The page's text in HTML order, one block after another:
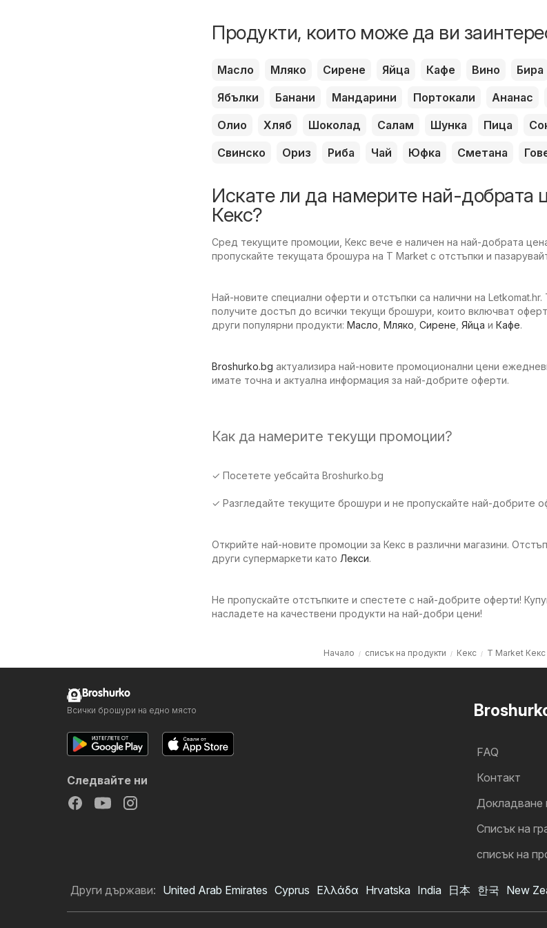
Продукти, които може да ви
Масло Мляко Сирене Яйца Кафе Вино Бира
Ябълки
Банани Мандарини Портокали Ананас
Олио
Хляб Шоколад Салам Шунка Пица
Свинско
Ориз Риба Чай Юфка Сметана
Искате ли да намерите най-добрата
Кекс?
Сред текущите промоции, Кекс вече е наличен на най-добрата
пропускайте текущата брошура на T Market с отстъпки и
Най-новите специални оферти и отстъпки са налични на
получите достъп до всички текущи брошури, които включват
други популярни продукти: Масло Мляко Сирене Яйца и Кафе.
Broshurko.bg актуализира най-новите промоционални цени
имате точна и актуална информация за най-добрите оферти.
Как да намерите текущи промоции?
✓ Посетете уебсайта Broshurko.bg
✓ Разгледайте текущите брошури и не пропускайте най-добрите
Открийте най-новите промоции за Кекс в различни магазини.
други супермаркети като Лекси.
Не пропускайте отстъпките и спестете с най-добрите оферти!
насладете на качествени продукти на най-добри цени!
Начало списък на продукти Кекс T Market Кекс
FAQ
Контакт
Докладване
Cписък на
списък на
Broshurko
Всички брошури на едно място
Следвайте ни
Други държави: United Arab Emirates Cyprus Ελλάδα Hrvatska India 日本 한국 New